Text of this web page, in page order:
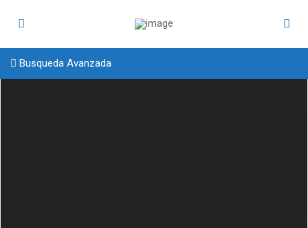
Busqueda Avanzada